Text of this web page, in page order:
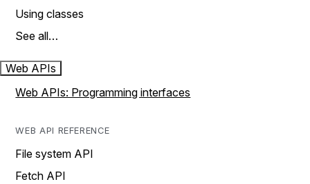
Using classes
See all…
Web APIs
Web APIs: Programming interfaces
WEB API REFERENCE
File system API
Fetch API